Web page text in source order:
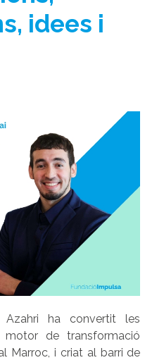
idees i
ha convertit les
de transformació
Marroc, i criat al barri de